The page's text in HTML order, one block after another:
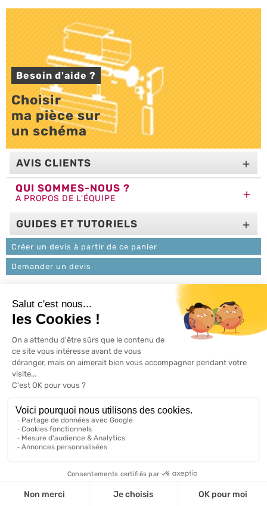
Besoin d'aide ?
Choisir
ma pièce sur
un schéma
AVIS CLIENTS 
QUI SOMMES-NOUS ?
A PROPOS DE L'ÉQUIPE 
GUIDES ET TUTORIELS 
Créer un devis à partir de ce panier
Demander un devis

SERVICES
INFORMATIONS
A propos de 100% volets roulant
Conditions générales de vente